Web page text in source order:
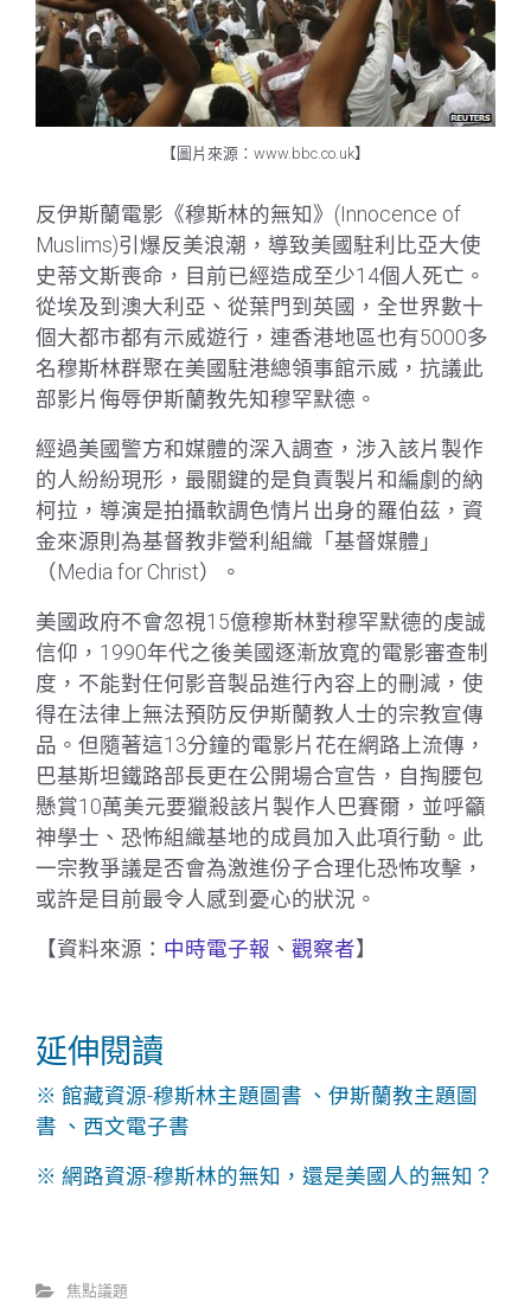
【圖片來源：www.bbc.co.uk】
反伊斯蘭電影《穆斯林的無知》(Innocence of
Muslims)引爆反美浪潮，導致美國駐利比亞大使
史蒂文斯喪命，目前已經造成至少14個人死亡。
從埃及到澳大利亞、從葉門到英國，全世界數十
個大都市都有示威遊行，連香港地區也有5000多
名穆斯林群聚在美國駐港總領事館示威，抗議此
部影片侮辱伊斯蘭教先知穆罕默德。
經過美國警方和媒體的深入調查，涉入該片製作
的人紛紛現形，最關鍵的是負責製片和編劇的納
柯拉，導演是拍攝軟調色情片出身的羅伯茲，資
金來源則為基督教非營利組織「基督媒體」
（Media for Christ）。
美國政府不會忽視15億穆斯林對穆罕默德的虔誠
信仰，1990年代之後美國逐漸放寬的電影審查制
度，不能對任何影音製品進行內容上的刪減，使
得在法律上無法預防反伊斯蘭教人士的宗教宣傳
品。但隨著這13分鐘的電影片花在網路上流傳，
巴基斯坦鐵路部長更在公開場合宣告，自掏腰包
懸賞10萬美元要獵殺該片製作人巴賽爾，並呼籲
神學士、恐怖組織基地的成員加入此項行動。此
一宗教爭議是否會為激進份子合理化恐怖攻擊，
或許是目前最令人感到憂心的狀況。
【資料來源： 中時電子報 、 觀察者】
延伸閱讀
※ 館藏資源-穆斯林主題圖書 、 伊斯蘭教主題圖
書 、 西文電子書
※ 網路資源-穆斯林的無知，還是美國人的無知？
焦點議題